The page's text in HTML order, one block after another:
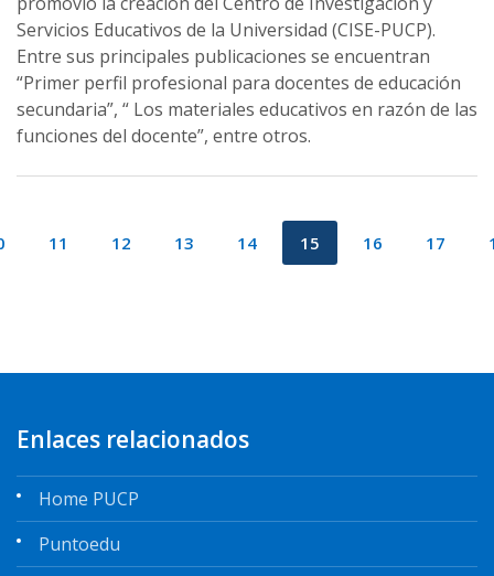
Servicios Educativos de la Universidad (CISE-PUCP).
Entre sus principales publicaciones se encuentran
“Primer perfil profesional para docentes de educación
secundaria”, “ Los materiales educativos en razón de las
funciones del docente”, entre otros.
11 12 13 14 15 16 17
Enlaces relacionados
Home PUCP
Puntoedu